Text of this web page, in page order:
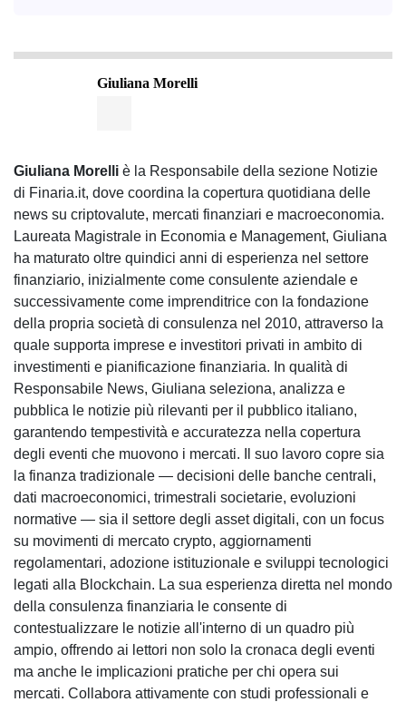
Giuliana Morelli
Giuliana Morelli è la Responsabile della sezione Notizie
di Finaria.it, dove coordina la copertura quotidiana delle
news su criptovalute, mercati finanziari e macroeconomia.
Laureata Magistrale in Economia e Management, Giuliana
ha maturato oltre quindici anni di esperienza nel settore
finanziario, inizialmente come consulente aziendale e
successivamente come imprenditrice con la fondazione
della propria società di consulenza nel 2010, attraverso la
quale supporta imprese e investitori privati in ambito di
investimenti e pianificazione finanziaria. In qualità di
Responsabile News, Giuliana seleziona, analizza e
pubblica le notizie più rilevanti per il pubblico italiano,
garantendo tempestività e accuratezza nella copertura
degli eventi che muovono i mercati. Il suo lavoro copre sia
la finanza tradizionale — decisioni delle banche centrali,
dati macroeconomici, trimestrali societarie, evoluzioni
normative — sia il settore degli asset digitali, con un focus
su movimenti di mercato crypto, aggiornamenti
regolamentari, adozione istituzionale e sviluppi tecnologici
legati alla Blockchain. La sua esperienza diretta nel mondo
della consulenza finanziaria le consente di
contestualizzare le notizie all'interno di un quadro più
ampio, offrendo ai lettori non solo la cronaca degli eventi
ma anche le implicazioni pratiche per chi opera sui
mercati. Collabora attivamente con studi professionali e